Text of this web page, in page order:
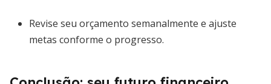
Revise seu orçamento semanalmente e ajuste
metas conforme o progresso.